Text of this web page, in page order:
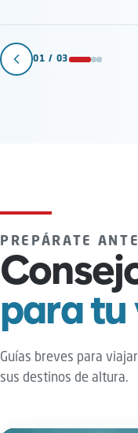
01 / 03
PREPÁRATE
para tu
Guías breves para
sus destinos de altura.